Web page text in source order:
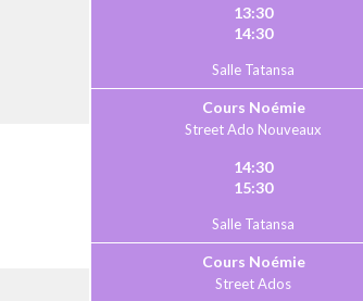
13:30
14:30
Salle Tatansa
Cours Noémie
Street Ado Nouveaux
14:30
15:30
Salle Tatansa
Cours Noémie
Street Ados